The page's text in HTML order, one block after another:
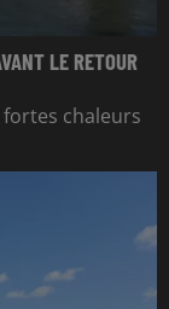
LE RETOUR
fortes chaleurs